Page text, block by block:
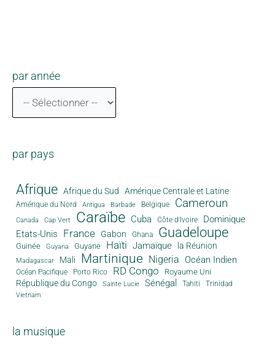
par année
par pays
Afrique Afrique du Sud Amérique Centrale et Latine
Amérique du Nord Antigua Barbade Belgique Cameroun
Canada Cap Vert Caraïbe Cuba Côte d'Ivoire
Dominique
Etats-Unis
France Gabon Ghana Guadeloupe
Guinée Guyana Guyane Haïti Jamaïque la Réunion
Madagascar Mali Martinique Nigeria Océan Indien
Océan Pacifique Porto Rico RD Congo Royaume Uni
République du Congo Sainte Lucie Sénégal Tahiti Trinidad
Vietnam
la musique